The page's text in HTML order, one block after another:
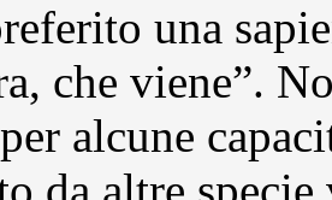
una
che viene”.
alcune
da altre